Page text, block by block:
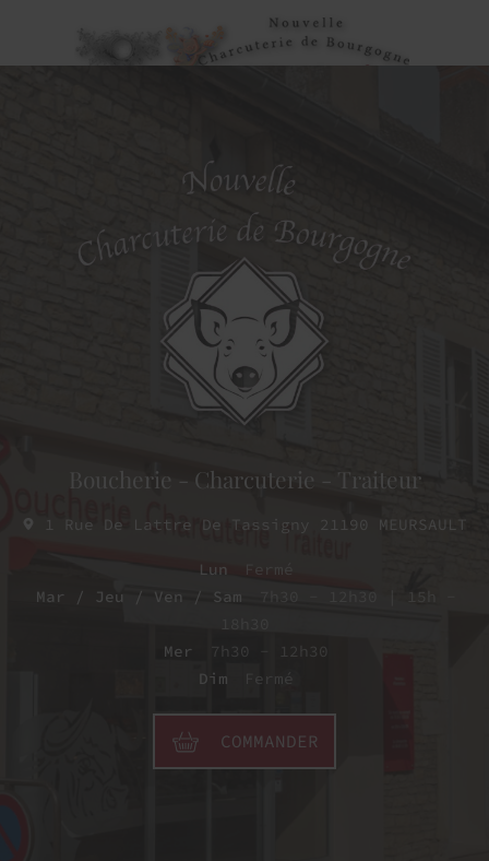
Boucherie - Charcuterie - Traiteur
1 Rue De Lattre De Tassigny 21190 MEURSAULT
Lun
Fermé
Mar / Jeu / Ven / Sam
7h30 - 12h30 | 15h -
Mer
7h30 - 12h30
Dim
Fermé
COMMANDER